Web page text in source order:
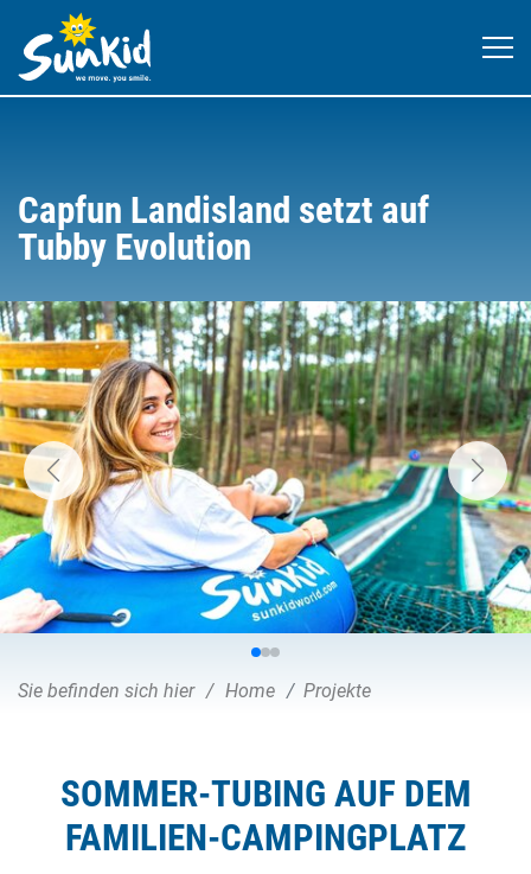
Capfun Landisland setzt auf
Tubby Evolution
Sie befinden sich hier Home Projekte
SOMMER-TUBING AUF DEM
FAMILIEN-CAMPINGPLATZ